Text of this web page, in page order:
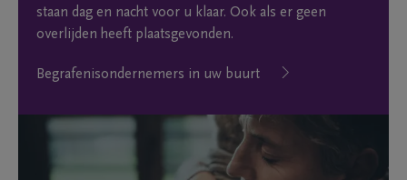
staan dag en nacht voor u klaar. Ook als er geen
overlijden heeft plaatsgevonden.
Begrafenisondernemers in uw buurt